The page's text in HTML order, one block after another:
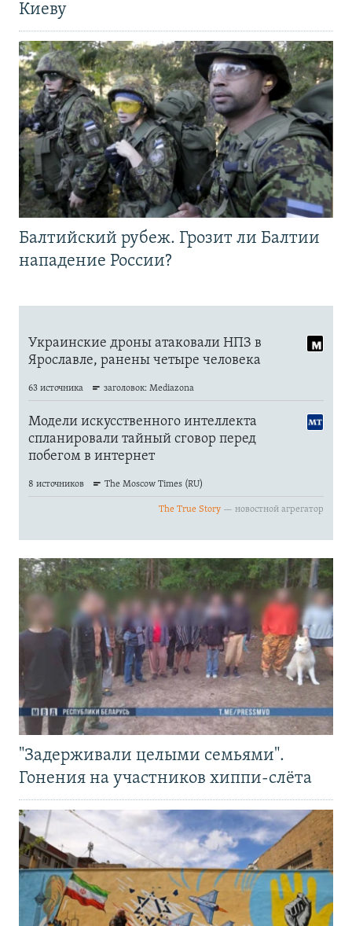
Киеву
Балтийский рубеж. Грозит ли Балтии
нападение России?
"Задерживали целыми семьями".
Гонения на участников хиппи-слёта